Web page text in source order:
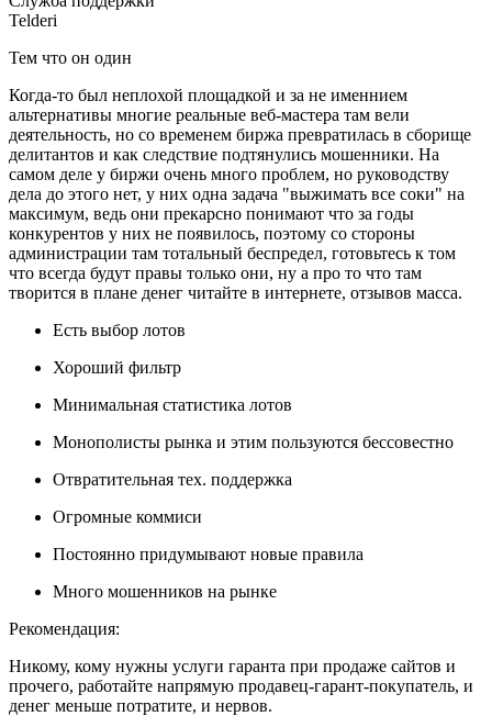
Telderi
Тем что он один
Когда-то был неплохой площадкой и за не именнием
альтернативы многие реальные веб-мастера там вели
деятельность, но со временем биржа превратилась в сборище
делитантов и как следствие подтянулись мошенники. На
самом деле у биржи очень много проблем, но руководству
дела до этого нет, у них одна задача "выжимать все соки" на
максимум, ведь они прекарсно понимают что за годы
конкурентов у них не появилось, поэтому со стороны
администрации там тотальный беспредел, готовьтесь к том
что всегда будут правы только они, ну а про то что там
творится в плане денег читайте в интернете, отзывов масса.
Есть выбор лотов
Хороший фильтр
Минимальная статистика лотов
Монополисты рынка и этим пользуются бессовестно
Отвратительная тех. поддержка
Огромные коммиси
Постоянно придумывают новые правила
Много мошенников на рынке
Рекомендация:
Никому, кому нужны услуги гаранта при продаже сайтов и
прочего, работайте напрямую продавец-гарант-покупатель, и
денег меньше потратите, и нервов.